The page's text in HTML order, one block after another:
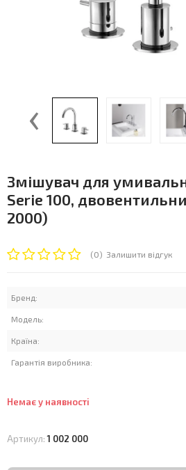
‹
Змішувач для
Serie 100,
2000)
(0) Залишити відгук
Бренд:
Модель:
Країна:
Гарантія виробника:
Немає у наявності
Артикул:1 002 000